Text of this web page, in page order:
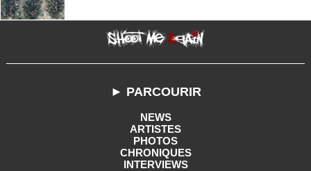
► PARCOURIR
NEWS
ARTISTES
PHOTOS
CHRONIQUES
INTERVIEWS